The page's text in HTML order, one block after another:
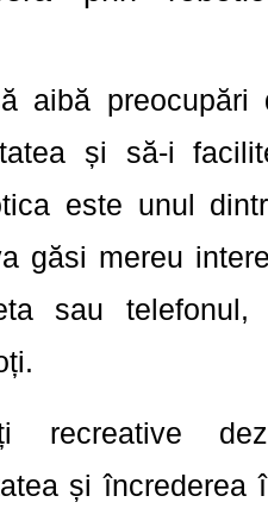
aibă preocupări
și să-i
este unul
găsi mereu
sau telefonul,
recreative
și încrederea